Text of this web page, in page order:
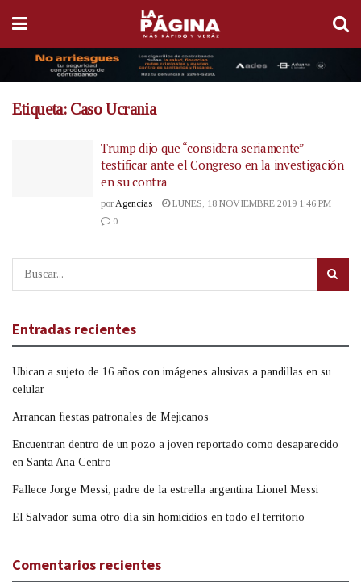
Etiqueta: Caso Ucrania
Trump dijo que “considera seriamente”
testificar ante el Congreso en la investigación
en su contra
por Agencias
LUNES, 18 NOVIEMBRE 2019 1:46 PM
0
Entradas recientes
Ubican a sujeto de 16 años con imágenes alusivas a pandillas en su
celular
Arrancan fiestas patronales de Mejicanos
Encuentran dentro de un pozo a joven reportado como desaparecido
en Santa Ana Centro
Fallece Jorge Messi, padre de la estrella argentina Lionel Messi
El Salvador suma otro día sin homicidios en todo el territorio
Comentarios recientes